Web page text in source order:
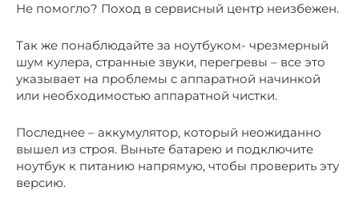
Не помогло? Поход в сервисный центр неизбежен.
Так же понаблюдайте за ноутбуком- чрезмерный
шум кулера, странные звуки, перегревы – все это
указывает на проблемы с аппаратной начинкой
или необходимостью аппаратной чистки.
Последнее – аккумулятор, который неожиданно
вышел из строя. Выньте батарею и подключите
ноутбук к питанию напрямую, чтобы проверить эту
версию.